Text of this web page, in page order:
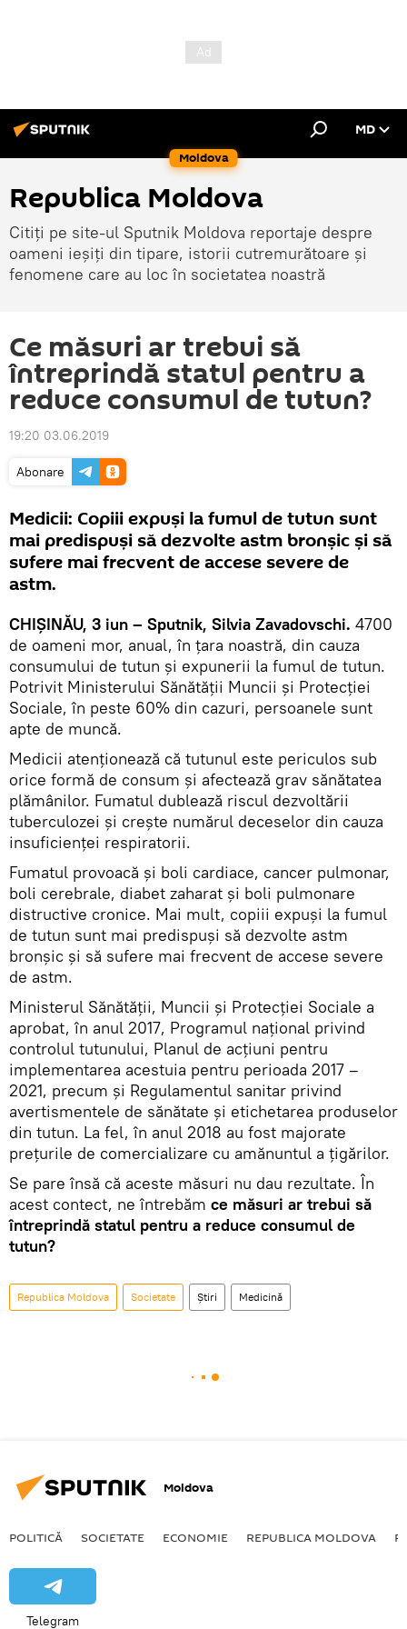
Moldova
MD
Republica Moldova
Citiți pe site-ul Sputnik Moldova reportaje despre
oameni ieșiți din tipare, istorii cutremurătoare și
fenomene care au loc în societatea noastră
Ce măsuri ar trebui să
întreprindă statul pentru a
reduce consumul de tutun?
19:20 03.06.2019
Abonare
Medicii: Copiii expuși la fumul de tutun sunt
mai predispuși să dezvolte astm bronșic și să
sufere mai frecvent de accese severe de
astm.
CHIȘINĂU, 3 iun – Sputnik, Silvia Zavadovschi. 4700
de oameni mor, anual, în țara noastră, din cauza
consumului de tutun și expunerii la fumul de tutun.
Potrivit Ministerului Sănătății Muncii și Protecției
Sociale, în peste 60% din cazuri, persoanele sunt
apte de muncă.
Medicii atenționează că tutunul este periculos sub
orice formă de consum și afectează grav sănătatea
plămânilor. Fumatul dublează riscul dezvoltării
tuberculozei și crește numărul deceselor din cauza
insuficienței respiratorii.
Fumatul provoacă și boli cardiace, cancer pulmonar,
boli cerebrale, diabet zaharat și boli pulmonare
distructive cronice. Mai mult, copiii expuși la fumul
de tutun sunt mai predispuși să dezvolte astm
bronșic și să sufere mai frecvent de accese severe
de astm.
Ministerul Sănătății, Muncii și Protecției Sociale a
aprobat, în anul 2017, Programul naţional privind
controlul tutunului, Planul de acțiuni pentru
implementarea acestuia pentru perioada 2017 –
2021, precum și Regulamentul sanitar privind
avertismentele de sănătate și etichetarea produselor
din tutun. La fel, în anul 2018 au fost majorate
prețurile de comercializare cu amănuntul a țigărilor.
Se pare însă că aceste măsuri nu dau rezultate. În
acest contect, ne întrebăm ce măsuri ar trebui să
întreprindă statul pentru a reduce consumul de
tutun?
Republica Moldova Societate Știri Medicină
Moldova
POLITICĂ SOCIETATE ECONOMIE REPUBLICA MOLDOVA
Telegram